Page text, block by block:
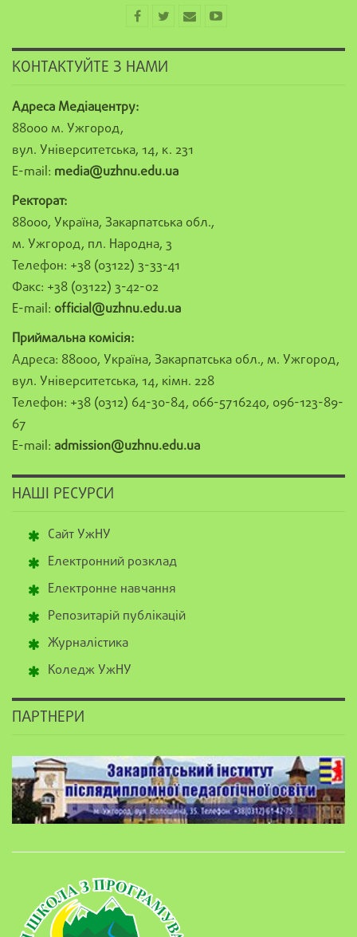
КОНТАКТУЙТЕ З НАМИ
Адреса Медіацентру:
88000 м. Ужгород,
вул. Університетська, 14, к. 231
E-mail: media@uzhnu.edu.ua
Ректорат:
88000, Україна, Закарпатська обл.,
м. Ужгород, пл. Народна, 3
Телефон: +38 (03122) 3-33-41
Факс: +38 (03122) 3-42-02
E-mail: official@uzhnu.edu.ua
Приймальна комісія:
Адреса: 88000, Україна, Закарпатська обл., м. Ужгород,
вул. Університетська, 14, кімн. 228
Телефон: +38 (0312) 64-30-84, 066-5716240, 096-123-89-
67
E-mail: admission@uzhnu.edu.ua
НАШІ РЕСУРСИ
Сайт УжНУ
Електронний розклад
Електронне навчання
Репозитарій публікацій
Журналістика
Коледж УжНУ
ПАРТНЕРИ